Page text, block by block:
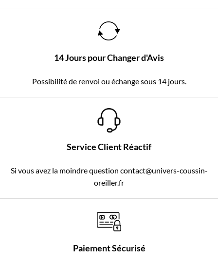
14 Jours pour Changer d'Avis
Possibilité de renvoi ou échange sous 14 jours.
Service Client Réactif
Si vous avez la moindre question contact@univers-coussin-
oreiller.fr
Paiement Sécurisé